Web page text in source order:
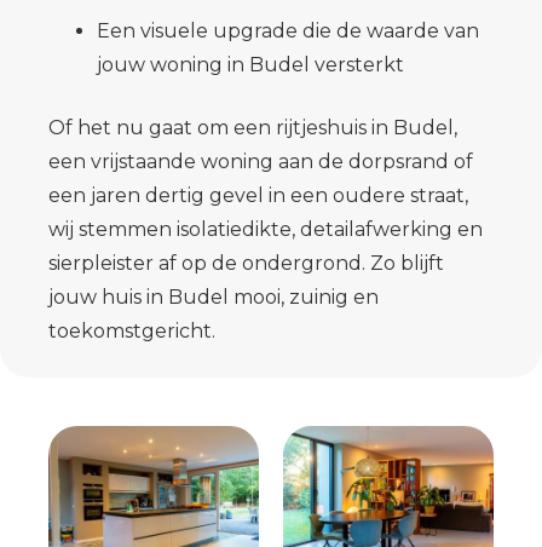
Een visuele upgrade die de waarde van
jouw woning in Budel versterkt
Of het nu gaat om een rijtjeshuis in Budel,
een vrijstaande woning aan de dorpsrand of
een jaren dertig gevel in een oudere straat,
wij stemmen isolatiedikte, detailafwerking en
sierpleister af op de ondergrond. Zo blijft
jouw huis in Budel mooi, zuinig en
toekomstgericht.